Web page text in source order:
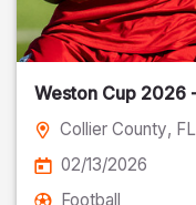
Weston Cup 2026
Collier County, FL
02/13/2026
Football